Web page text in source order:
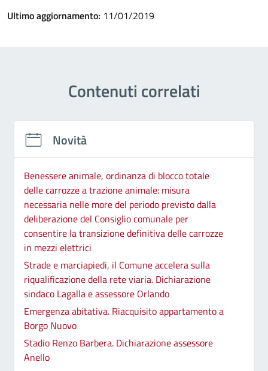
Ultimo aggiornamento: 11/01/2019
Contenuti correlati
Novità
Benessere animale, ordinanza di blocco totale
delle carrozze a trazione animale: misura
necessaria nelle more del periodo previsto dalla
deliberazione del Consiglio comunale per
consentire la transizione definitiva delle carrozze
in mezzi elettrici
Strade e marciapiedi, il Comune accelera sulla
riqualificazione della rete viaria. Dichiarazione
sindaco Lagalla e assessore Orlando
Emergenza abitativa. Riacquisito appartamento a
Borgo Nuovo
Stadio Renzo Barbera. Dichiarazione assessore
Anello